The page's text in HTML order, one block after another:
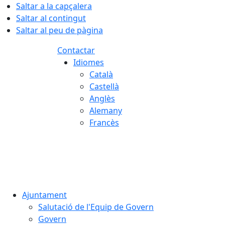
Saltar a la capçalera
Saltar al contingut
Saltar al peu de pàgina
Contactar
Idiomes
Català
Castellà
Anglès
Alemany
Francès
Ajuntament
Salutació de l'Equip de Govern
Govern